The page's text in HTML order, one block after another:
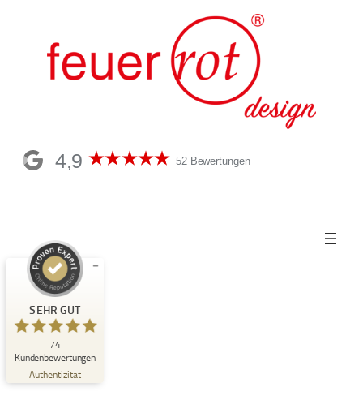
4,9 52 Bewertungen
SEHR GUT
74
Kundenbewertungen
Authentizität
Kundenbewertungen und Erfahrungen zu
feuerrot design
SEHR GUT
4,91
/
5,00